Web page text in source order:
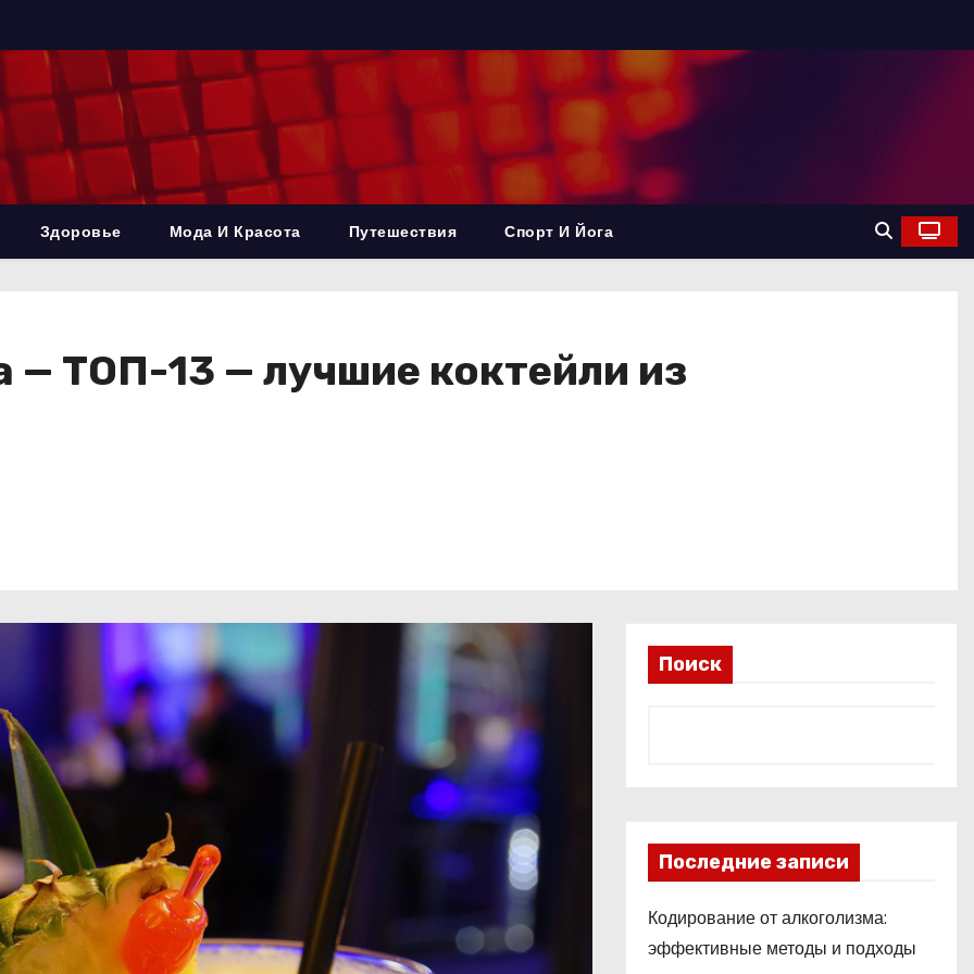
Здоровье Мода И Красота Путешествия Спорт И Йога
— ТОП-13 — лучшие коктейли из
Поиск
Последние записи
Кодирование от алкоголизма:
эффективные методы и подходы